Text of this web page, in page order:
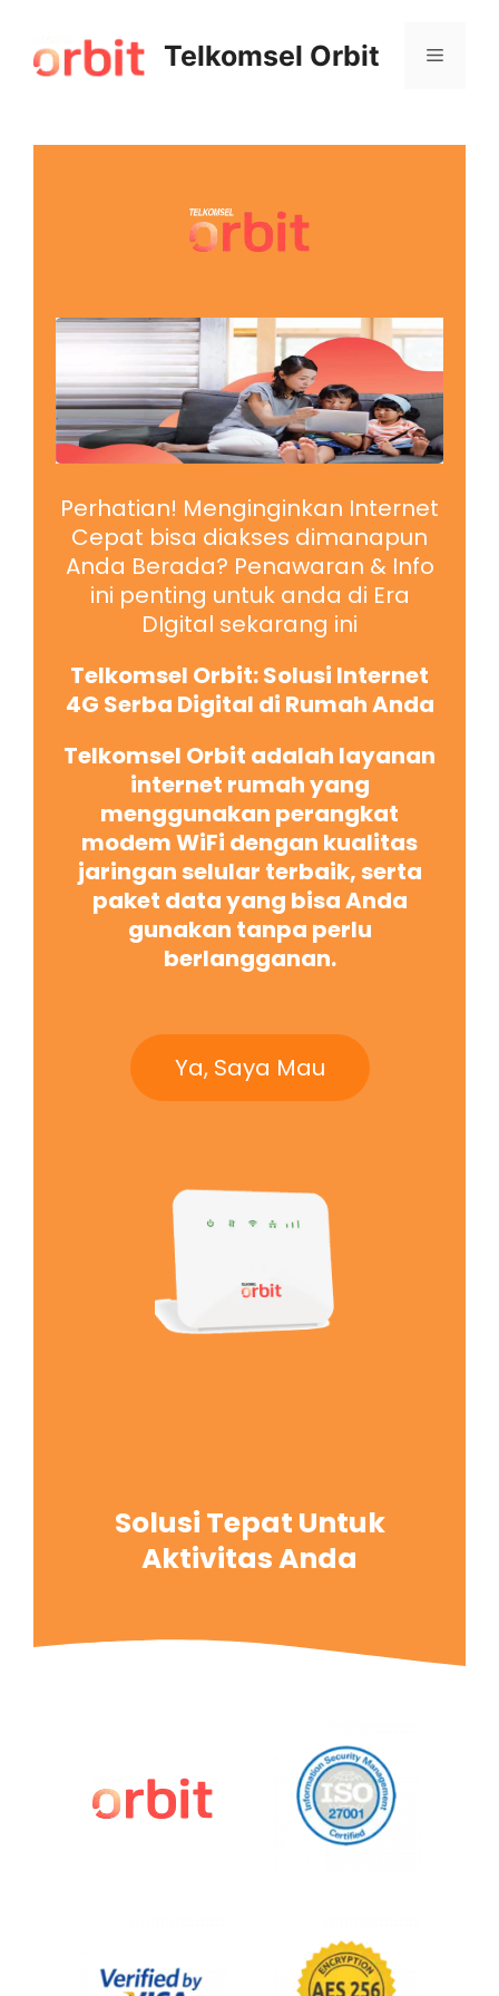
Telkomsel Orbit
Perhatian! Menginginkan Internet
Cepat bisa diakses dimanapun
Anda Berada? Penawaran & Info
ini penting untuk anda di Era
DIgital sekarang ini
Telkomsel Orbit: Solusi Internet
4G Serba Digital di Rumah Anda
Telkomsel Orbit adalah layanan
internet rumah yang
menggunakan perangkat
modem WiFi dengan kualitas
jaringan selular terbaik, serta
paket data yang bisa Anda
gunakan tanpa perlu
berlangganan.
Ya, Saya Mau
Solusi Tepat Untuk
Aktivitas Anda